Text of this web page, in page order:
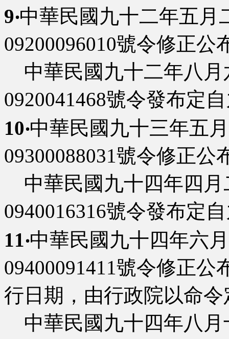
9‧中華民國九十二年五月
09200096010號令修正公
中華民國九十二年八月
0920041468號令發布定
10‧中華民國九十三年五
09300088031號令修正公
中華民國九十四年四月
0940016316號令發布定
11‧中華民國九十四年六
09400091411號令修正公
行日期，由行政院以命令
中華民國九十四年八月